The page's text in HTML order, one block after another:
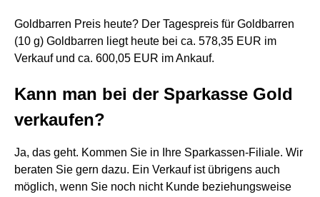
Goldbarren Preis heute? Der Tagespreis für Goldbarren
(10 g) Goldbarren liegt heute bei ca. 578,35 EUR im
Verkauf und ca. 600,05 EUR im Ankauf.
Kann man bei der Sparkasse Gold
verkaufen?
Ja, das geht. Kommen Sie in Ihre Sparkassen-Filiale. Wir
beraten Sie gern dazu. Ein Verkauf ist übrigens auch
möglich, wenn Sie noch nicht Kunde beziehungsweise